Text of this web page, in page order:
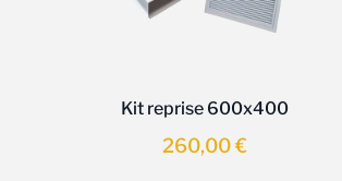
Kit reprise 600x400
260,00€